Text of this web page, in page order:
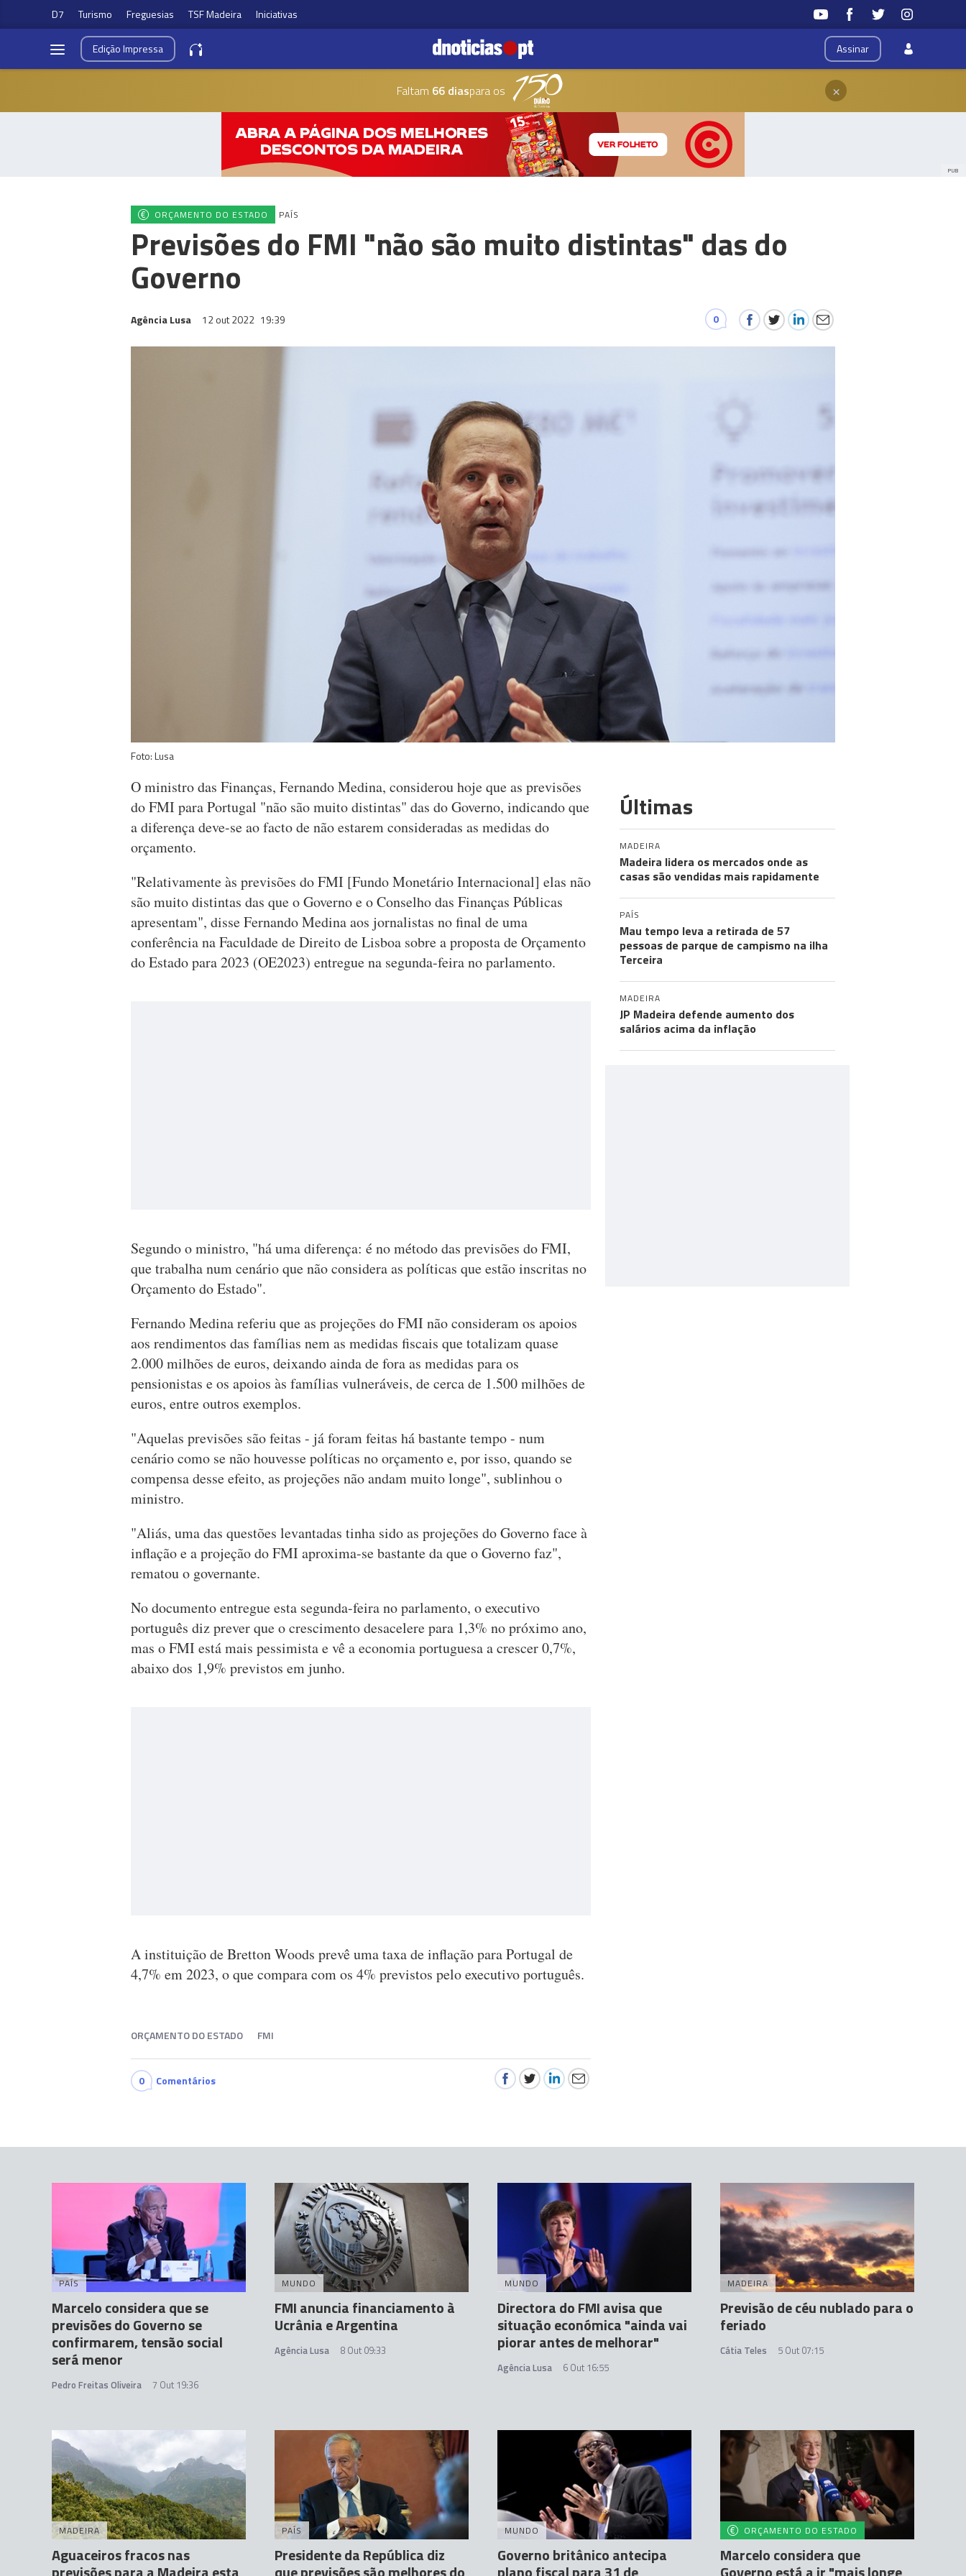
D7 Turismo Freguesias TSF Madeira Iniciativas
Assinar
EdiçãoImpressa
Faltam 66 diaspara os ×
PUB
ORÇAMENTO DO ESTADO PAÍS
Previsões do FMI "não são muito distintas" das do
Governo
Agência Lusa 12 out 2022 19:39 0
Foto: Lusa
O ministro das Finanças, Fernando Medina, considerou hoje que as previsões
do FMI para Portugal "não são muito distintas" das do Governo, indicando que
a diferença deve-se ao facto de não estarem consideradas as medidas do
orçamento.
"Relativamente às previsões do FMI [Fundo Monetário Internacional] elas não
são muito distintas das que o Governo e o Conselho das Finanças Públicas
apresentam", disse Fernando Medina aos jornalistas no final de uma
conferência na Faculdade de Direito de Lisboa sobre a proposta de Orçamento
do Estado para 2023 (OE2023) entregue na segunda-feira no parlamento.
Segundo o ministro, "há uma diferença: é no método das previsões do FMI,
que trabalha num cenário que não considera as políticas que estão inscritas no
Orçamento do Estado".
Fernando Medina referiu que as projeções do FMI não consideram os apoios
aos rendimentos das famílias nem as medidas fiscais que totalizam quase
2.000 milhões de euros, deixando ainda de fora as medidas para os
pensionistas e os apoios às famílias vulneráveis, de cerca de 1.500 milhões de
euros, entre outros exemplos.
"Aquelas previsões são feitas - já foram feitas há bastante tempo - num
cenário como se não houvesse políticas no orçamento e, por isso, quando se
compensa desse efeito, as projeções não andam muito longe", sublinhou o
ministro.
"Aliás, uma das questões levantadas tinha sido as projeções do Governo face à
inflação e a projeção do FMI aproxima-se bastante da que o Governo faz",
rematou o governante.
No documento entregue esta segunda-feira no parlamento, o executivo
português diz prever que o crescimento desacelere para 1,3% no próximo ano,
mas o FMI está mais pessimista e vê a economia portuguesa a crescer 0,7%,
abaixo dos 1,9% previstos em junho.
A instituição de Bretton Woods prevê uma taxa de inflação para Portugal de
4,7% em 2023, o que compara com os 4% previstos pelo executivo português.
ORÇAMENTO DO ESTADO FMI
0 Comentários
Últimas
MADEIRA
Madeira lidera os mercados onde as
casas são vendidas mais rapidamente
PAÍS
Mau tempo leva a retirada de 57
pessoas de parque de campismo na ilha
Terceira
MADEIRA
JP Madeira defende aumento dos
salários acima da inflação
PAÍS
Marcelo considera que se
previsões do Governo se
confirmarem, tensão social
será menor
Pedro Freitas Oliveira 7 Out 19:36
MUNDO
FMI anuncia financiamento à
Ucrânia e Argentina
Agência Lusa 8 Out 09:33
MUNDO
Directora do FMI avisa que
situação económica "ainda vai
piorar antes de melhorar"
Agência Lusa 6 Out 16:55
MADEIRA
Previsão de céu nublado para o
feriado
Cátia Teles 5 Out 07:15
MADEIRA
Aguaceiros fracos nas
PAÍS
Presidente da República diz
MUNDO
Governo britânico antecipa
ORÇAMENTO DO ESTADO
Marcelo considera que